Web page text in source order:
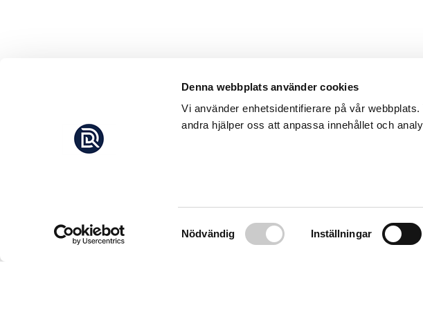
Denna webbplats använder cookies
Vi använder enhetsidentifierare på vår
andra hjälper oss att anpassa innehållet och
Samtyckesval
Nödvändig Inställningar